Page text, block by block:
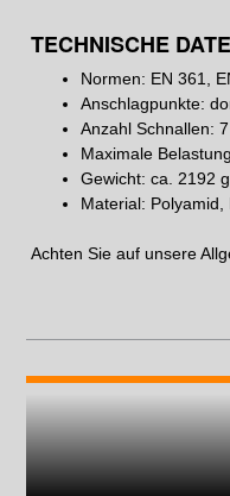
TECHNISCHE
Normen: EN 361,
Anschlagpunkte:
Anzahl Schnallen: 7
Maximale
Gewicht: ca. 2192 g
Material: Polyamid,
Achten Sie auf unsere